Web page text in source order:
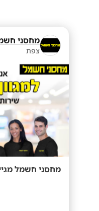
מחסני
צפת
מחסני חשמל